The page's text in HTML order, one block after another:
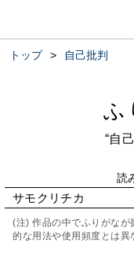
トップ > 自己批判
ふ
“自
読
サモクリチカ
(注) 作品の中でふりがなが
的な用法や使用頻度とは異